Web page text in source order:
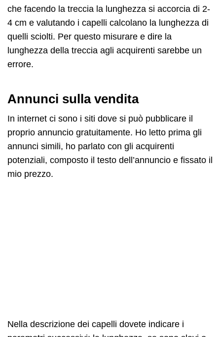
che facendo la treccia la lunghezza si accorcia di 2-
4 cm e valutando i capelli calcolano la lunghezza di
quelli sciolti. Per questo misurare e dire la
lunghezza della treccia agli acquirenti sarebbe un
errore.
Annunci sulla vendita
In internet ci sono i siti dove si può pubblicare il
proprio annuncio gratuitamente. Ho letto prima gli
annunci simili, ho parlato con gli acquirenti
potenziali, composto il testo dell’annuncio e fissato il
mio prezzo.
Nella descrizione dei capelli dovete indicare i